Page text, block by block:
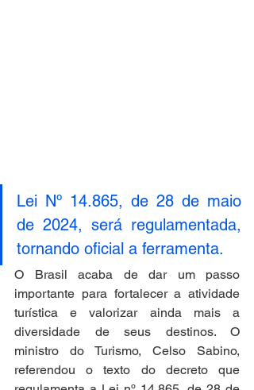
Lei Nº 14.865, de 28 de maio
de 2024, será regulamentada,
tornando oficial a ferramenta.
O Brasil acaba de dar um passo
importante para fortalecer a atividade
turística e valorizar ainda mais a
diversidade de seus destinos. O
ministro do Turismo, Celso Sabino,
referendou o texto do decreto que